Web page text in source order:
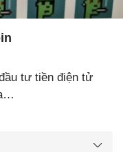
tư tiền điện tử